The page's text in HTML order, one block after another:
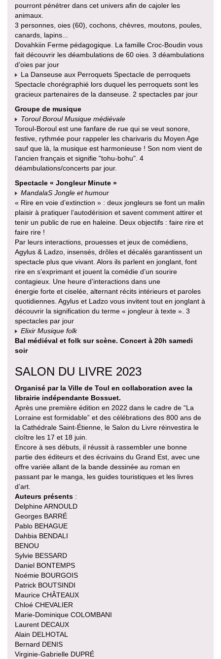
pourront pénétrer dans cet univers afin de cajoler les
animaux.
3 personnes, oies (60), cochons, chèvres, moutons, poules,
canards, lapins...
Dovahkiin Ferme pédagogique. La famille Croc-Boudin vous
fait découvrir les déambulations de 60 oies. 3 déambulations
d’oies par jour
La Danseuse aux Perroquets Spectacle de perroquets
Spectacle chorégraphié lors duquel les perroquets sont les
gracieux partenaires de la danseuse. 2 spectacles par jour
Groupe de musique
Toroul Boroul Musique médiévale
Toroul-Boroul est une fanfare de rue qui se veut sonore,
festive, rythmée pour rappeler les charivaris du Moyen Age
sauf que là, la musique est harmonieuse ! Son nom vient de
l’ancien français et signifie "tohu-bohu". 4
déambulations/concerts par jour.
Spectacle « Jongleur Minute »
MandalaS Jongle et humour
« Rire en voie d’extinction » : deux jongleurs se font un malin
plaisir à pratiquer l’autodérision et savent comment attirer et
tenir un public de rue en haleine. Deux objectifs : faire rire et
faire rire !
Par leurs interactions, prouesses et jeux de comédiens,
Agylus & Ladzo, insensés, drôles et décalés garantissent un
spectacle plus que vivant. Alors ils parlent en jonglant, font
rire en s’exprimant et jouent la comédie d’un sourire
contagieux. Une heure d’interactions dans une
énergie forte et ciselée, alternant récits intérieurs et paroles
quotidiennes. Agylus et Ladzo vous invitent tout en jonglant à
découvrir la signification du terme « jongleur à texte ». 3
spectacles par jour
Elixir Musique folk
Bal médiéval et folk sur scène. Concert à 20h samedi
soir
SALON DU LIVRE 2023
Organisé par la Ville de Toul en collaboration avec la
librairie indépendante Bossuet.
Après une première édition en 2022 dans le cadre de “La
Lorraine est formidable” et des célébrations des 800 ans de
la Cathédrale Saint-Étienne, le Salon du Livre réinvestira le
cloître les 17 et 18 juin.
Encore à ses débuts, il réussit à rassembler une bonne
partie des éditeurs et des écrivains du Grand Est, avec une
offre variée allant de la bande dessinée au roman en
passant par le manga, les guides touristiques et les livres
d’art.
Auteurs présents :
Delphine ARNOULD
Georges BARRÉ
Pablo BEHAGUE
Dahbia BENDALI
BENOU
Sylvie BESSARD
Daniel BONTEMPS
Noémie BOURGOIS
Patrick BOUTSINDI
Maurice CHÂTEAUX
Chloé CHEVALIER
Marie-Dominique COLOMBANI
Laurent DECAUX
Alain DELHOTAL
Bernard DENIS
Virginie-Gabrielle DUPRÉ